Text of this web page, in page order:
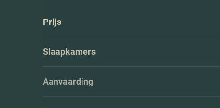
Prijs
Slaapkamers
Aanvaarding